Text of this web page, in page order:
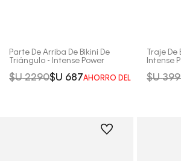
Parte De Arriba De Bikini De
Triángulo - Intense Power
$U 2290$U 687AHORRO DEL 70%
Traje
Intense
$U